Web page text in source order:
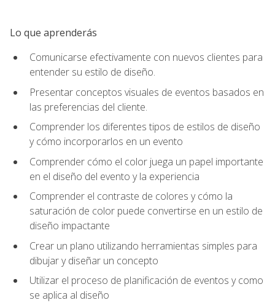
Lo que aprenderás
Comunicarse efectivamente con nuevos clientes para
entender su estilo de diseño.
Presentar conceptos visuales de eventos basados en
las preferencias del cliente.
Comprender los diferentes tipos de estilos de diseño
y cómo incorporarlos en un evento
Comprender cómo el color juega un papel importante
en el diseño del evento y la experiencia
Comprender el contraste de colores y cómo la
saturación de color puede convertirse en un estilo de
diseño impactante
Crear un plano utilizando herramientas simples para
dibujar y diseñar un concepto
Utilizar el proceso de planificación de eventos y como
se aplica al diseño